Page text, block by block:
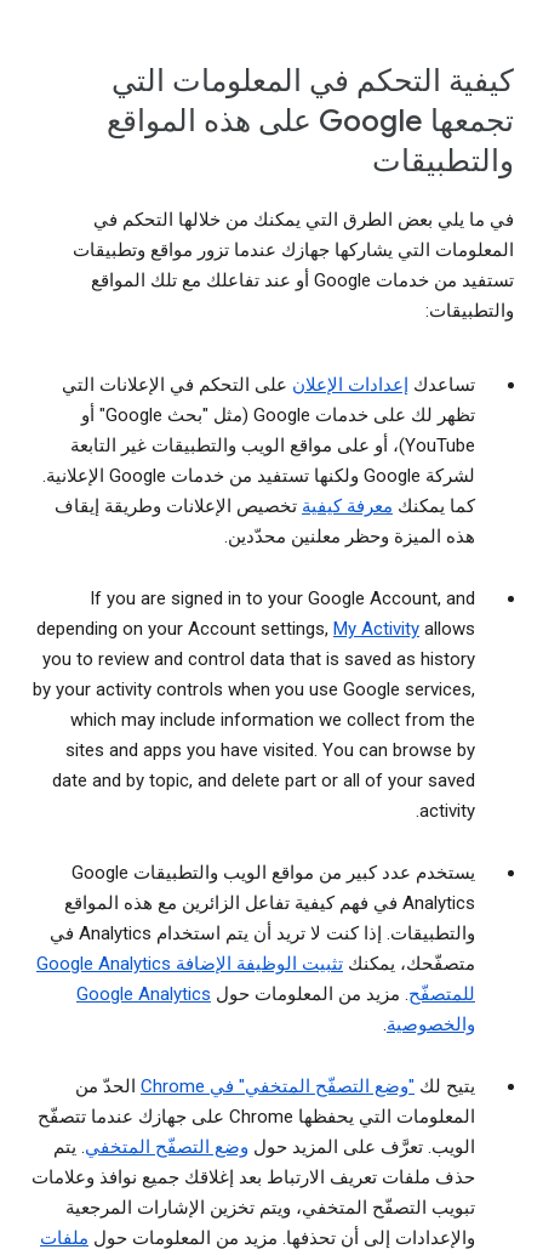
كيفية التحكم في المعلومات التي
تجمعها Google على هذه المواقع
والتطبيقات
في ما يلي بعض الطرق التي يمكنك من خلالها التحكم في
المعلومات التي يشاركها جهازك عندما تزور مواقع وتطبيقات
تستفيد من خدمات Google أو عند تفاعلك مع تلك المواقع
والتطبيقات:
تساعدك إعدادات الإعلان على التحكم في الإعلانات التي
تظهر لك على خدمات Google (مثل "بحث Google" أو
YouTube)، أو على مواقع الويب والتطبيقات غير التابعة
لشركة Google ولكنها تستفيد من خدمات Google الإعلانية.
كما يمكنك معرفة كيفية تخصيص الإعلانات وطريقة إيقاف
هذه الميزة وحظر معلنين محدّدين.
If you are signed in to your Google Account, and
depending on your Account settings, My Activity allows
you to review and control data that is saved as history
by your activity controls when you use Google services,
which may include information we collect from the
sites and apps you have visited. You can browse by
date and by topic, and delete part or all of your saved
activity.
يستخدم عدد كبير من مواقع الويب والتطبيقات Google
Analytics في فهم كيفية تفاعل الزائرين مع هذه المواقع
والتطبيقات. إذا كنت لا تريد أن يتم استخدام Analytics في
متصفّحك، يمكنك
تثبيت الوظيفة الإضافة Google Analytics
للمتصفّح. مزيد من المعلومات حول Google Analytics
والخصوصية.
يتيح لك "وضع التصفّح المتخفي" في Chrome
الحدّ من
المعلومات التي يحفظها Chrome على جهازك عندما تتصفّح
الويب. تعرَّف على المزيد حول وضع التصفّح المتخفي. يتم
حذف ملفات تعريف الارتباط بعد إغلاقك جميع نوافذ وعلامات
تبويب التصفّح المتخفي، ويتم تخزين الإشارات المرجعية
والإعدادات إلى أن تحذفها. مزيد من المعلومات حول ملفات